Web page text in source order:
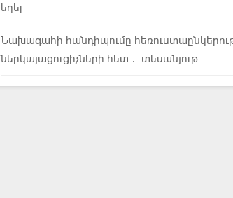
եղել
Նախագահի հանդիպումը
ներկայացուցիչների հետ․ տեսանյութ